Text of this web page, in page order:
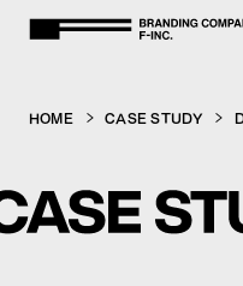
OUR PURPOSE
HOME CASE STUDY